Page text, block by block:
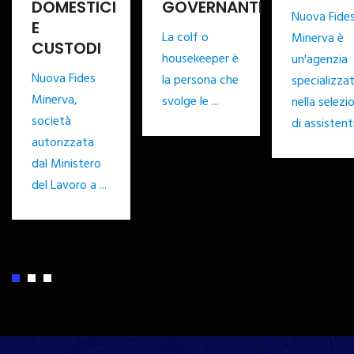
GOVERNANTI
La colf o
housekeeper è
la persona che
svolge le ...
Nuova Fides
Minerva è
un'agenzia
specializzata
nella selezione
SITTER
TATE
baby-
tate,
conviventi